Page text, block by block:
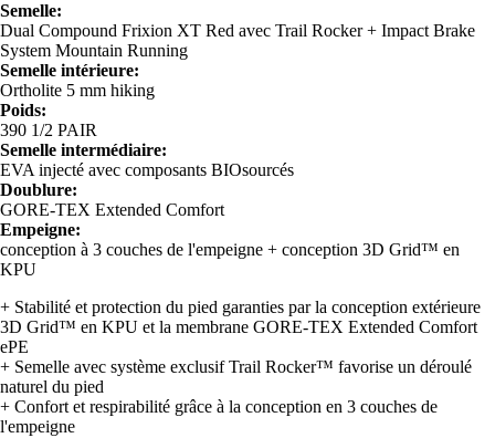
Semelle:
Dual Compound Frixion XT Red avec Trail Rocker + Impact Brake
System Mountain Running
Semelle intérieure:
Ortholite 5 mm hiking
Poids:
390 1/2 PAIR
Semelle intermédiaire:
EVA injecté avec composants BIOsourcés
Doublure:
GORE-TEX Extended Comfort
Empeigne:
conception à 3 couches de l'empeigne + conception 3D Grid™ en
KPU
+ Stabilité et protection du pied garanties par la conception extérieure
3D Grid™ en KPU et la membrane GORE-TEX Extended Comfort
ePE
+ Semelle avec système exclusif Trail Rocker™ favorise un déroulé
naturel du pied
+ Confort et respirabilité grâce à la conception en 3 couches de
l'empeigne